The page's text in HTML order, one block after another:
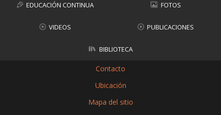
EDUCACIÓN CONTINUA FOTOS
VIDEOS PUBLICACIONES
BIBLIOTECA
Contacto
Ubicación
Mapa del sitio